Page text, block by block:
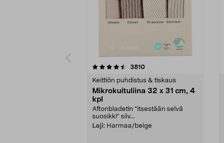
3810arvostelut
Keittiön puhdistus & tiskaus
Mikrokuituliina 32 x 31 cm, 4
kpl
Aftonbladetin "itsestään selvä
suosikki" siiv...
Laji: Harmaa/beige
4.5viidestä